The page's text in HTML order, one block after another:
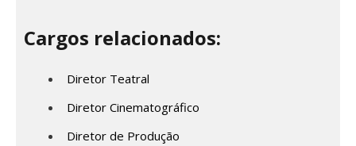
Cargos relacionados:
Diretor Teatral
Diretor Cinematográfico
Diretor de Produção